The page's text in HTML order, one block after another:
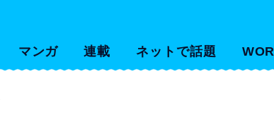
マンガ 連載 ネットで話題